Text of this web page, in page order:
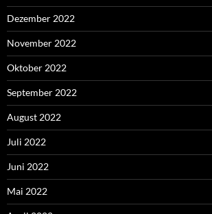
Dezember 2022
November 2022
Oktober 2022
September 2022
August 2022
Juli 2022
Juni 2022
Mai 2022